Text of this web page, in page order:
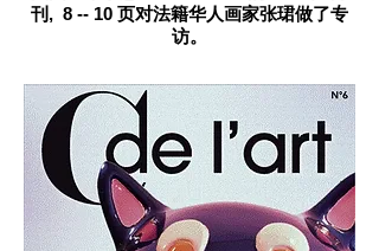
刊, 8 -- 10 页对法籍华人画家张珺做了专
访。